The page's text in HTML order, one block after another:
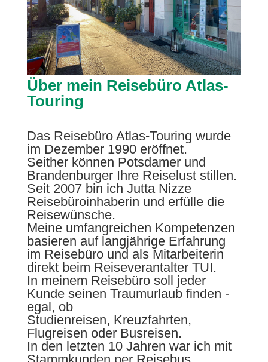
Über mein Reisebüro Atlas-
Touring
Das Reisebüro Atlas-Touring wurde
im Dezember 1990 eröffnet.
Seither können Potsdamer und
Brandenburger Ihre Reiselust stillen.
Seit 2007 bin ich Jutta Nizze
Reisebüroinhaberin und erfülle die
Reisewünsche.
Meine umfangreichen Kompetenzen
basieren auf langjährige Erfahrung
im Reisebüro und als Mitarbeiterin
direkt beim Reiseverantalter TUI.
In meinem Reisebüro soll jeder
Kunde seinen Traumurlaub finden -
egal, ob
Studienreisen, Kreuzfahrten,
Flugreisen oder Busreisen.
In den letzten 10 Jahren war ich mit